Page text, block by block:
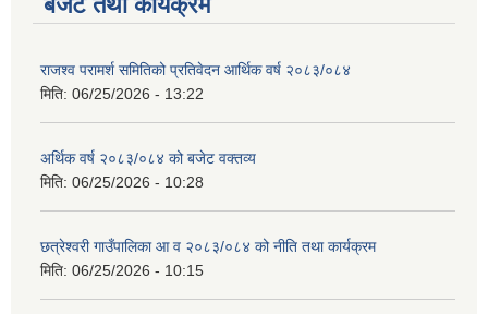
राजश्व परामर्श समितिको प्रतिवेदन आर्थिक वर्ष २०८३/०८४
मिति: 06/25/2026 - 13:22
अर्थिक वर्ष २०८३/०८४ को बजेट वक्तव्य
मिति: 06/25/2026 - 10:28
छत्रेश्वरी गाउँपालिका आ व २०८३/०८४ को नीति तथा कार्यक्रम
मिति: 06/25/2026 - 10:15